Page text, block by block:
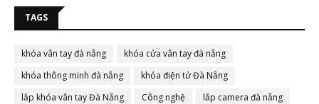
TAGS
khóa vân tay đà nẵng
khóa cửa vân tay đà nẵng
khóa thông minh đà nẵng
khóa điện tử Đà Nẵng
lắp khóa vân tay Đà Nẵng
Công nghệ
lắp camera đà nẵng